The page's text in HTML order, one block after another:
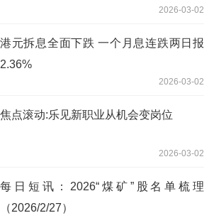
2026-03-02
港元拆息全面下跌 一个月息连跌两日报
2.36%
2026-03-02
焦点滚动:乐见新职业从机会变岗位
2026-03-02
每日短讯：2026“煤矿”股名单梳理
（2026/2/27）